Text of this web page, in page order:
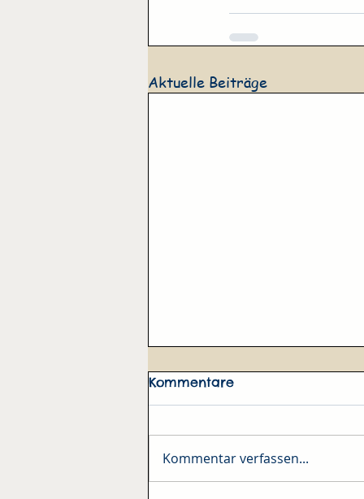
Aktuelle Beiträge
Mrs. April
Kommentare
Kommentar verfassen...